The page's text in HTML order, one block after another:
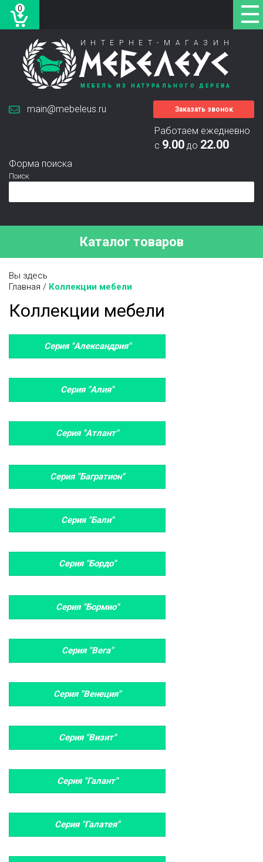
0
ИНТЕРНЕТ-МАГАЗИН
МЕБЕЛЕУС
МЕБЕЛЬ ИЗ НАТУРАЛЬНОГО ДЕРЕВА
Работаем ежедневно
с 9.00 до 22.00
Форма поиска
Поиск
main@mebeleus.ru Заказать звонок
Каталог товаров
Вы здесь
Главная / Коллекции мебели
Коллекции мебели
Серия "Александрия"
Серия "Алия"
Серия "Атлант"
Серия "Багратион"
Серия "Бали"
Серия "Бордо"
Серия "Бормио"
Серия "Вега"
Серия "Венеция"
Серия "Визит"
Серия "Галант"
Серия "Галатея"